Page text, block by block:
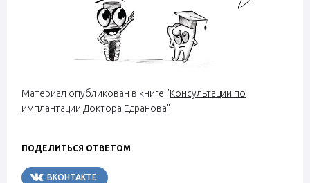
Материал опубликован в книге "Консультации по
имплантации Доктора Едранова"
ПОДЕЛИТЬСЯ ОТВЕТОМ
ВКОНТАКТЕ